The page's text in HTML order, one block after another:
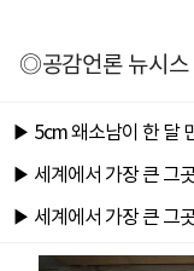
◎공감언론 뉴시스